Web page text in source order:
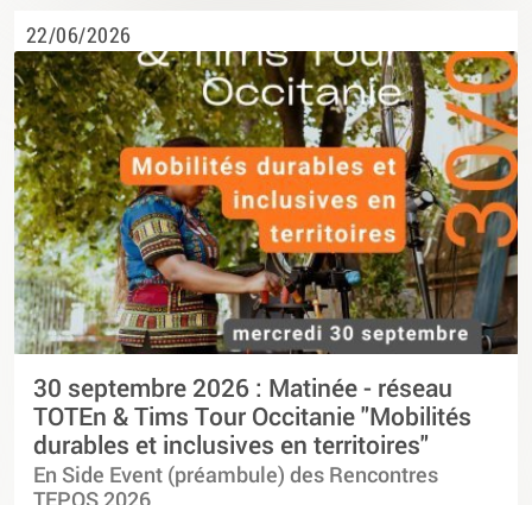
22/06/2026
30 septembre 2026 : Matinée - réseau
TOTEn & Tims Tour Occitanie "Mobilités
durables et inclusives en territoires"
En Side Event (préambule) des Rencontres
TEPOS 2026